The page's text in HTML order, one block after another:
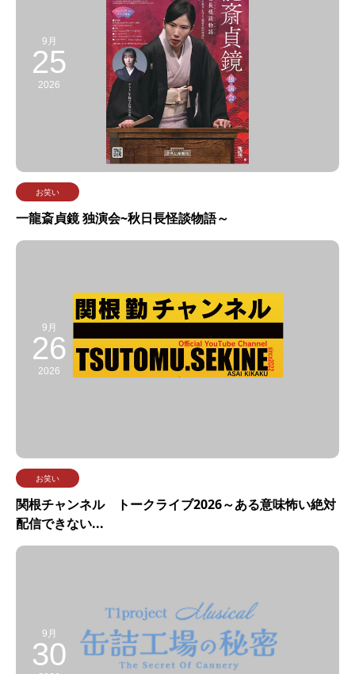
9月
25
2026
お笑い
一龍斎貞鏡 独演会~秋日長怪談物語～
9月
26
2026
お笑い
関根チャンネル トークライブ2026～ある意味怖い絶対
配信できない...
9月
30